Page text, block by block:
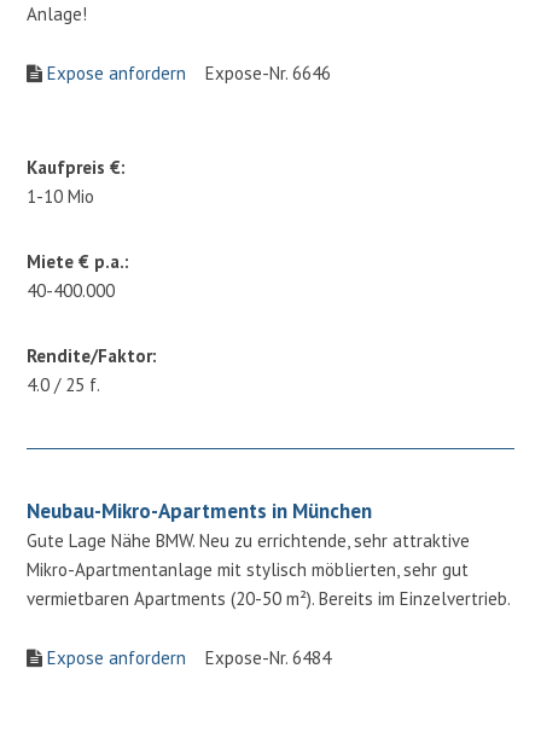
Anlage!
Expose anfordern Expose-Nr. 6646
Kaufpreis €:
1-10 Mio
Miete € p.a.:
40-400.000
Rendite/Faktor:
4.0 / 25 f.
Neubau-Mikro-Apartments in München
Gute Lage Nähe BMW. Neu zu errichtende, sehr attraktive
Mikro-Apartmentanlage mit stylisch möblierten, sehr gut
vermietbaren Apartments (20-50 m²). Bereits im Einzelvertrieb.
Expose anfordern Expose-Nr. 6484